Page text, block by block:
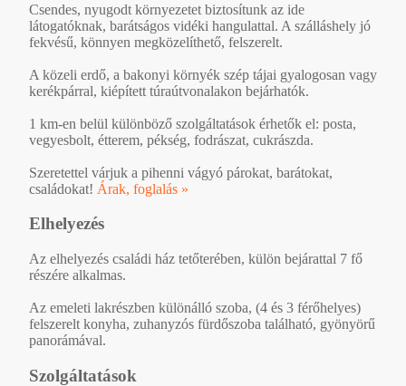
Csendes, nyugodt környezetet biztosítunk az ide
látogatóknak, barátságos vidéki hangulattal. A szálláshely jó
fekvésű, könnyen megközelíthető, felszerelt.
A közeli erdő, a bakonyi környék szép tájai gyalogosan vagy
kerékpárral, kiépített túraútvonalakon bejárhatók.
1 km-en belül különböző szolgáltatások érhetők el: posta,
vegyesbolt, étterem, pékség, fodrászat, cukrászda.
Szeretettel várjuk a pihenni vágyó párokat, barátokat,
családokat! Árak, foglalás »
Elhelyezés
Az elhelyezés családi ház tetőterében, külön bejárattal 7 fő
részére alkalmas.
Az emeleti lakrészben különálló szoba, (4 és 3 férőhelyes)
felszerelt konyha, zuhanyzós fürdőszoba található, gyönyörű
panorámával.
Szolgáltatások